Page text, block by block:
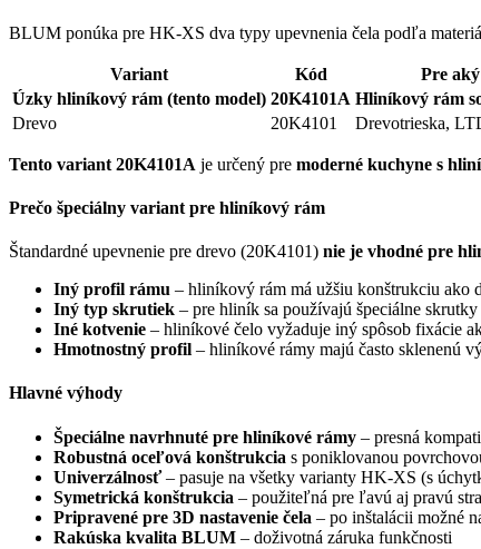
BLUM ponúka pre HK-XS dva typy upevnenia čela podľa
Variant Kód
Pre
Úzky hliníkový rám (tento model) 20K4101A Hliníkový rám
Drevo
20K4101 Drevotrieska,
Tento variant 20K4101A je určený pre moderné kuchyne s
Prečo špeciálny variant pre hliníkový rám
Štandardné upevnenie pre drevo (20K4101) nie je vhodné pre
Iný profil rámu – hliníkový rám má užšiu konštrukciu ako
Iný typ skrutiek – pre hliník sa používajú špeciálne
Iné kotvenie – hliníkové čelo vyžaduje iný spôsob fixácie
Hmotnostný profil – hliníkové rámy majú často sklenenú
Hlavné výhody
Špeciálne navrhnuté pre hliníkové rámy – presná
Robustná oceľová konštrukcia s poniklovanou
Univerzálnosť– pasuje na všetky varianty HK-XS (s
Symetrická konštrukcia – použiteľná pre ľavú aj pravú
Pripravené pre 3D nastavenie čela – po inštalácii možné
Rakúska kvalita BLUM – doživotná záruka funkčnosti